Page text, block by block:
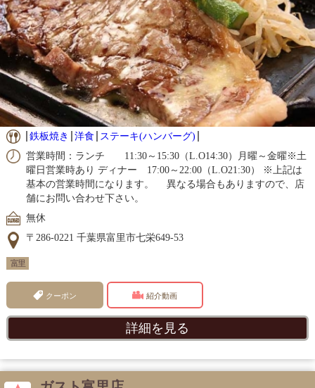
鉄板焼き 洋食
ステーキ(ハンバーグ)
営業時間：ランチ 11:30～15:30（L.O14:30）月曜～金曜※土
曜日営業時あり ディナー 17:00～22:00（L.O21:30） ※上記は
基本の営業時間になります。 異なる場合もありますので、店
舗にお問い合わせ下さい。
無休
〒286-0221 千葉県富里市七栄649-53
富里
クーポン 紹介動画
詳細を見る